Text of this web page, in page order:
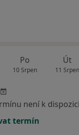
Po
10 Srpen
Út
11 Srpen
není k dispozici
termín